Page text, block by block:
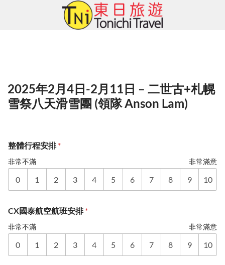
2025年2月4日-2月11日 – 二世古+札幌
雪祭八天滑雪團 (領隊 Anson Lam)
整體行程安排*
非常不滿 非常滿意
0 1 2 3 4 5 6 7 8 9 10
CX國泰航空航班安排*
非常不滿 非常滿意
0 1 2 3 4 5 6 7 8 9 10